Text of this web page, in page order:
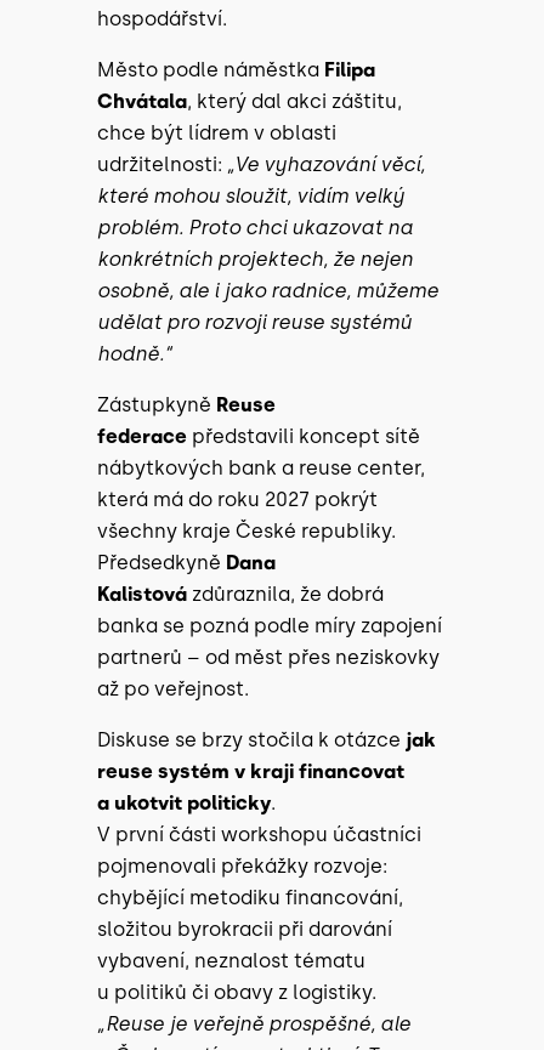
hospodářství.
Město podle náměstkaFilipa
Chvátala, který dal akci záštitu,
chce být lídrem v oblasti
udržitelnosti: „Ve vyhazování věcí,
které mohou sloužit, vidím velký
problém. Proto chci ukazovat na
konkrétních projektech, že nejen
osobně, ale i jako radnice, můžeme
udělat pro rozvoji reuse systémů
hodně.“
Zástupkyně Reuse
federacepředstavili koncept sítě
nábytkových bank a reuse center,
která má do roku 2027 pokrýt
všechny kraje České republiky.
Předsedkyně Dana
Kalistovázdůraznila, že dobrá
banka se pozná podle míry zapojení
partnerů – od měst přes neziskovky
až po veřejnost.
Diskuse se brzy stočila k otázce jak
reuse systém v kraji financovat
a ukotvit politicky.
V první části workshopu účastníci
pojmenovali překážky rozvoje:
chybějící metodiku financování,
složitou byrokracii při darování
vybavení, neznalost tématu
u politiků či obavy z logistiky.
„Reuse je veřejně prospěšné, ale